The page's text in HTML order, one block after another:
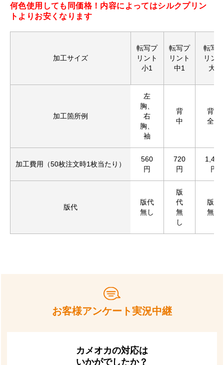
何色使用しても同価格！内容によってはシルクプリン
トよりお安くなります
加工サイズ
転写プ
リント
小1
転写プ
リント
中1
転写プ
リント
大1
加工箇所例
左
胸、
右
胸、
袖
背
中
背中
全面
加工費用（50枚注文時1枚当たり）
560
円
720
円
1,430
円
版代
版代
無し
版
代
無
し
版代
無し